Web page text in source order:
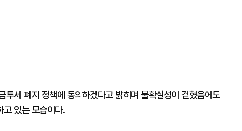
투세 폐지 정책에 동의하겠다고 밝히며 불확실성이 걷혔음에도
고 있는 모습이다.